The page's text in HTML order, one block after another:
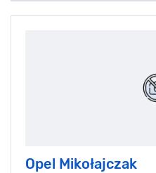
Opel Mikołajczak